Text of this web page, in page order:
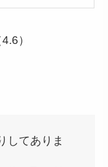
4.6）
してありま